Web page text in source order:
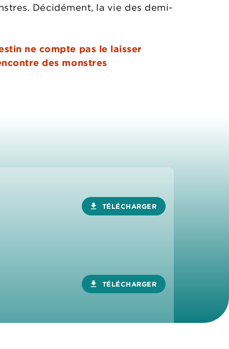
Décidément, la vie des demi-
ne compte pas le laisser
des monstres
download TÉLÉCHARGER
download TÉLÉCHARGER